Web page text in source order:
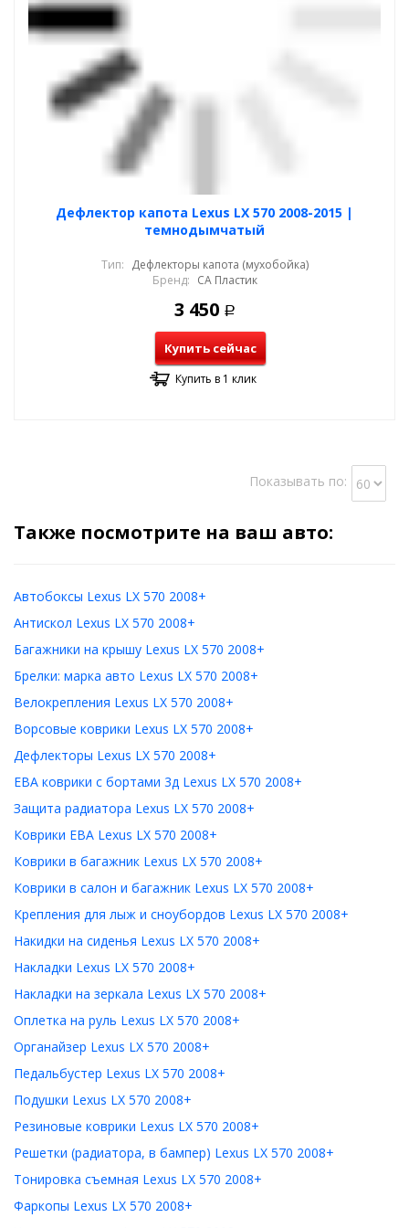
Дефлектор капота Lexus LX 570 2008-2015 |
темнодымчатый
Тип: Дефлекторы капота (мухобойка)
Бренд: СА Пластик
3 450 Р
Купить сейчас
Купить в 1 клик
Показывать по:
Также посмотрите на ваш авто:
Автобоксы Lexus LX 570 2008+
Антискол Lexus LX 570 2008+
Багажники на крышу Lexus LX 570 2008+
Брелки: марка авто Lexus LX 570 2008+
Велокрепления Lexus LX 570 2008+
Ворсовые коврики Lexus LX 570 2008+
Дефлекторы Lexus LX 570 2008+
ЕВА коврики с бортами 3д Lexus LX 570 2008+
Защита радиатора Lexus LX 570 2008+
Коврики ЕВА Lexus LX 570 2008+
Коврики в багажник Lexus LX 570 2008+
Коврики в салон и багажник Lexus LX 570 2008+
Крепления для лыж и сноубордов Lexus LX 570 2008+
Накидки на сиденья Lexus LX 570 2008+
Накладки Lexus LX 570 2008+
Накладки на зеркала Lexus LX 570 2008+
Оплетка на руль Lexus LX 570 2008+
Органайзер Lexus LX 570 2008+
Педальбустер Lexus LX 570 2008+
Подушки Lexus LX 570 2008+
Резиновые коврики Lexus LX 570 2008+
Решетки (радиатора, в бампер) Lexus LX 570 2008+
Тонировка съемная Lexus LX 570 2008+
Фаркопы Lexus LX 570 2008+